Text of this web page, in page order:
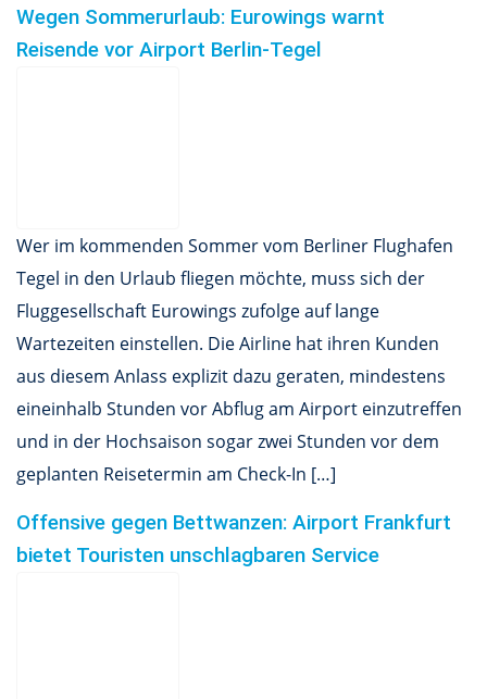
Wegen Sommerurlaub: Eurowings warnt
Reisende vor Airport Berlin-Tegel
Wer im kommenden Sommer vom Berliner Flughafen
Tegel in den Urlaub fliegen möchte, muss sich der
Fluggesellschaft Eurowings zufolge auf lange
Wartezeiten einstellen. Die Airline hat ihren Kunden
aus diesem Anlass explizit dazu geraten, mindestens
eineinhalb Stunden vor Abflug am Airport einzutreffen
und in der Hochsaison sogar zwei Stunden vor dem
geplanten Reisetermin am Check-In […]
Offensive gegen Bettwanzen: Airport Frankfurt
bietet Touristen unschlagbaren Service